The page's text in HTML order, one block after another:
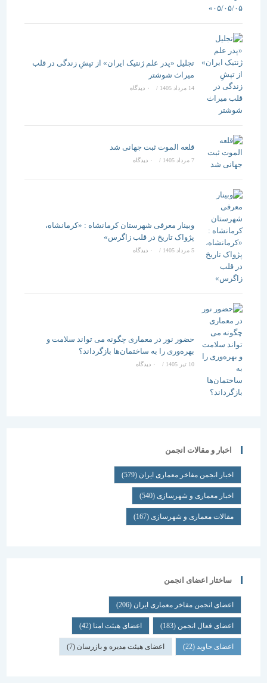
تجلیل «پدر علم ژنتیک ایران» از تپشِ زندگی در قلب
میراث شوشتر
14 مرداد 1405 / ۰ دیدگاه
قلعه الموت ثبت جهانی شد
/ ۰ دیدگاه
وبینار معرفی شهرستان کرمانشاه : «کرمانشاه،
پژواک تاریخ در قلب زاگرس»
5 مرداد 1405 / ۰ دیدگاه
حضور نور در معماری چگونه می تواند سلامت و
بهره‌وری را به ساختمان‌ها بازگرداند؟
/ ۰ دیدگاه
اخبار و مقالات انجمن
اخبار انجمن مفاخر معماری ایران (579)
اخبار معماری و شهرسازی(540)
مقالات معماری و شهرسازی(167)
ساختار اعضای انجمن
اعضای انجمن مفاخر معماری ایران (206)
اعضای فعال انجمن(183) اعضای هیئت امنا(42)
اعضای جاوید(22) اعضای هیئت مدیره و بازرسان(7)